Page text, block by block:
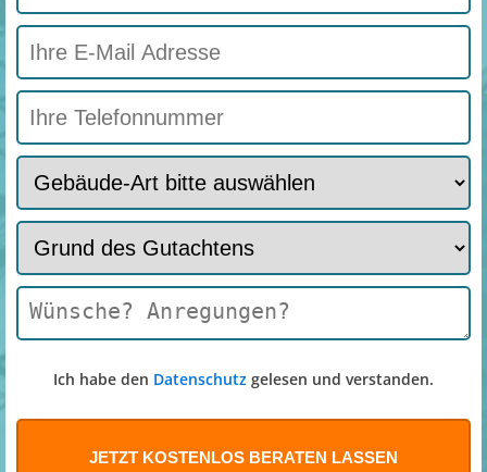
Ich habe den Datenschutz gelesen und verstanden.